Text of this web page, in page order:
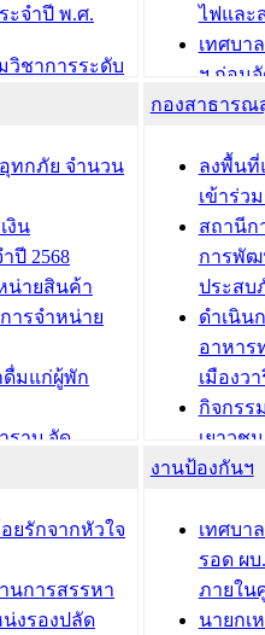
ะจำปี พ.ศ.
วิชาการระดับ
งถิ่น 2568
ษมสุขและ
ไฟและ
เทศบา
ฯ ก่อนจั
วารินช
การขอ
บทความ อื่นๆ
ทกภัย จำนวน
งิน
ปี 2568
น่ายสินค้า
ารจำหน่าย
ดื่มแก่ผู้พัก
ราบ จัด
(หลักสูตร
กองสาธารณ
ลงพื้นที่
เข้าร่ว
สถานีก
การพัฒ
ประสบ
ดำเนิน
อาหาร
เมืองว
กิจกรร
เยาวช
เทศบา
ยรักจากหัวใจ
นการสรรหา
งรองปลัด
งานป้องกันฯ
เทศบา
รอด ผ
ภายใน
นายกเ